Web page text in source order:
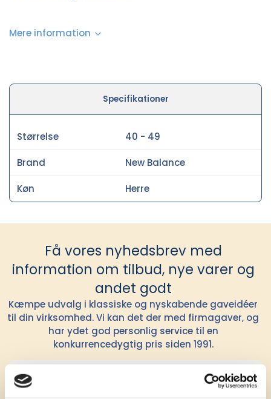
Mere information
Specifikationer
Størrelse 40 - 49
Brand New Balance
Køn Herre
Få vores nyhedsbrev med
information om tilbud, nye varer og
andet godt
Kæmpe udvalg i klassiske og nyskabende gaveidéer
til din virksomhed. Vi kan det der med firmagaver, og
har ydet god personlig service til en
konkurrencedygtig pris siden 1991.